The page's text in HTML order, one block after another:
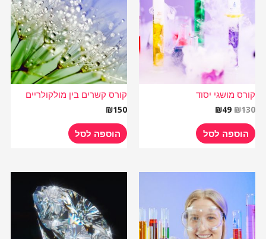
קורס מושגי יסוד
₪130
₪130.
₪49
₪49.
הוספה לסל
קורס קשרים בין מולקולריים
₪150
הוספה לסל